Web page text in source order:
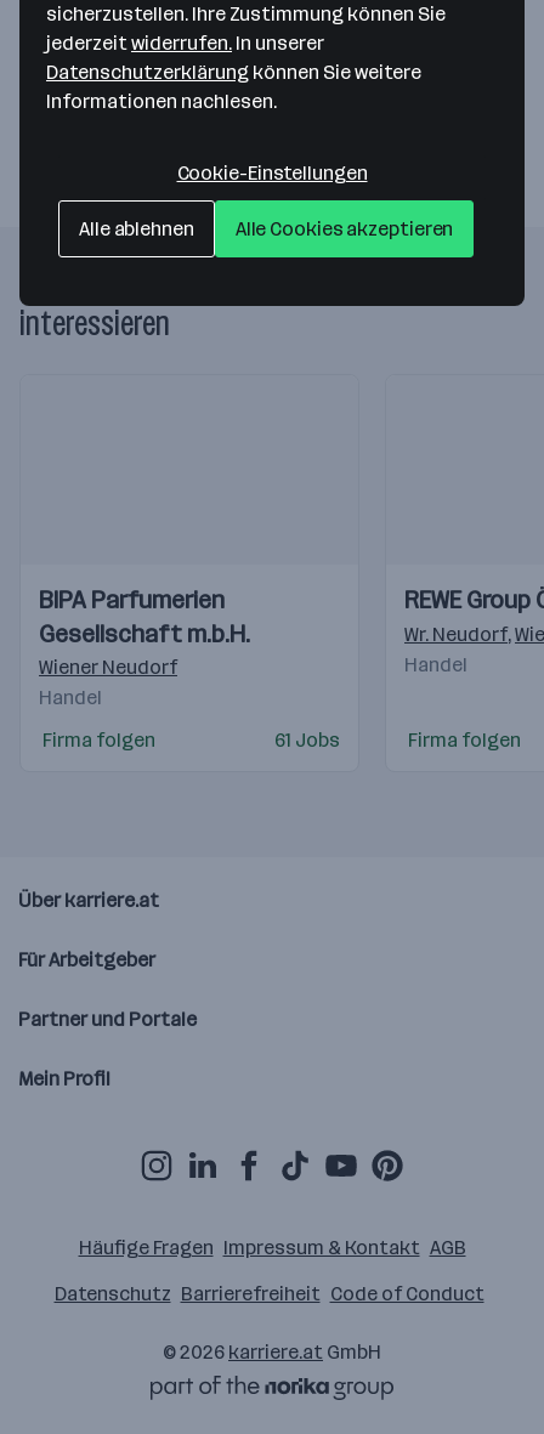
Mitterfeldstr. 1
3300 Amstetten— Route berechnen
Webseite
interessieren
Videos
Einblicke
Einblicke
BIPA Parfumerien
Gesellschaft m.b.H.
Wiener Neudorf
Handel
Firma folgen
61 Jobs
Videos
Einblicke
Einblicke
REWE
Wr. Neudorf,
Handel
Firma folgen
Über karriere.at
Für Arbeitgeber
Partner und Portale
Mein Profil
Häufige Fragen Impressum & Kontakt AGB
Datenschutz Barrierefreiheit Code of Conduct
© 2026 karriere.at GmbH
sicherzustellen. Ihre Zustimmung können Sie
jederzeit widerrufen. In unserer
Datenschutzerklärung können Sie weitere
Informationen nachlesen.
Cookie-Einstellungen
Alle ablehnen Alle Cookies akzeptieren